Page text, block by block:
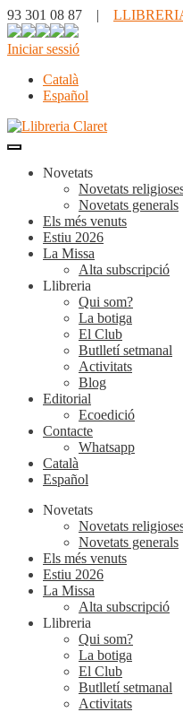
93 301 08 87 |
Iniciar sessió
Català
Español
Novetats
Novetats
Novetats generals
Els més venuts
Estiu 2026
La Missa
Alta subscripció
Llibreria
Qui som?
La botiga
El Club
Butlletí setmanal
Activitats
Blog
Editorial
Ecoedició
Contacte
Whatsapp
Català
Español
Novetats
Novetats
Novetats generals
Els més venuts
Estiu 2026
La Missa
Alta subscripció
Llibreria
Qui som?
La botiga
El Club
Butlletí setmanal
Activitats